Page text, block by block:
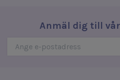
Anmäl dig till